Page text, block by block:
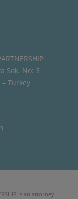
Sok. No: 3
Turkey
is an attorney